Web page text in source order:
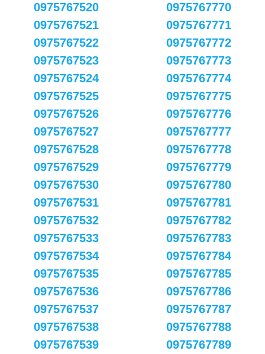
0975767520
0975767521
0975767522
0975767523
0975767524
0975767525
0975767526
0975767527
0975767528
0975767529
0975767530
0975767531
0975767532
0975767533
0975767534
0975767535
0975767536
0975767537
0975767538
0975767539
0975767770
0975767771
0975767772
0975767773
0975767774
0975767775
0975767776
0975767777
0975767778
0975767779
0975767780
0975767781
0975767782
0975767783
0975767784
0975767785
0975767786
0975767787
0975767788
0975767789